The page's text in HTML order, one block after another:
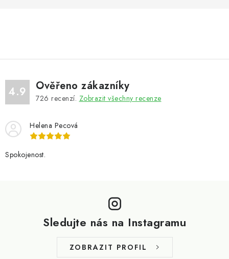
4.9 Ověřeno zákazníky
726 recenzí. Zobrazit všechny recenze
Helena Pecová
Spokojenost.
Sledujte nás na Instagramu
ZOBRAZIT PROFIL